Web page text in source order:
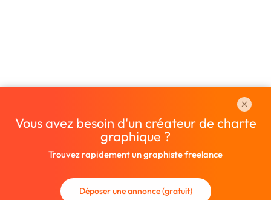
Vous avez besoin d'un créateur de charte
graphique ?
Trouvez rapidement un graphiste freelance
Déposer une annonce (gratuit)